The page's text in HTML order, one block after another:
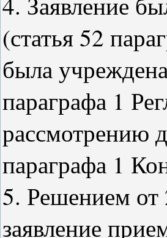
(статья 52
была
параграфа 1
рассмотрению
параграфа 1
5. Решением от
заявление